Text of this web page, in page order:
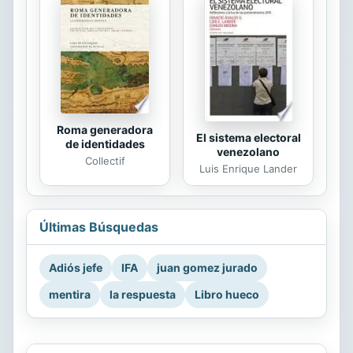
Roma generadora
de identidades
Collectif
El sistema electoral
venezolano
Luis Enrique Lander
Últimas Búsquedas
Adiós jefe IFA
juan gomez jurado
mentira
la respuesta Libro hueco